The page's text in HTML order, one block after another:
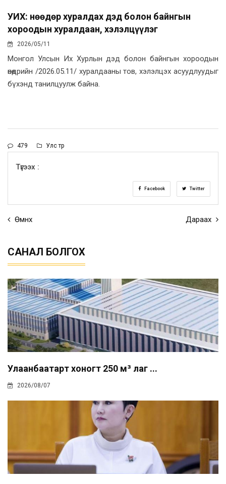
УИХ: Өнөөдөр хуралдах дэд болон байнгын
хороодын хуралдаан, хэлэлцүүлэг
2026/05/11
Монгол Улсын Их Хурлын дэд болон байнгын хороодын
өнөөдрийн /2026.05.11/ хуралдааны тов, хэлэлцэх асуудлуудыг
бүхэнд танилцуулж байна.
479 Улс төр
Түгээх :
Facebook Twitter
Өмнөх Дараах
САНАЛ БОЛГОХ
Улаанбаатарт хоногт 250 м³ лаг ...
2026/08/07